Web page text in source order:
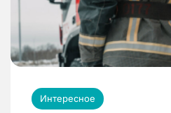
Интересное